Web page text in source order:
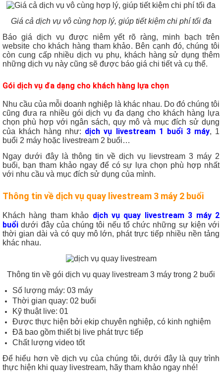
Giá cả dịch vụ vô cùng hợp lý, giúp tiết kiệm chi phí tối đa
Báo giá dịch vụ được niêm yết rõ ràng, minh bạch trên
website cho khách hàng tham khảo. Bên cạnh đó, chúng tôi
còn cung cấp nhiều dịch vụ phụ, khách hàng sử dụng thêm
những dịch vụ này cũng sẽ được báo giá chi tiết và cụ thể.
Gói dịch vụ đa dạng cho khách hàng lựa chọn
Nhu cầu của mỗi doanh nghiệp là khác nhau. Do đó chúng tôi
cũng đưa ra nhiều gói dịch vụ đa dạng cho khách hàng lựa
chọn phù hợp với ngân sách, quy mô và mục đích sử dụng
của khách hàng như: dịch vụ livestream 1 buổi 3 máy, 1
buổi 2 máy hoặc livestream 2 buổi…
Ngay dưới đây là thông tin về dịch vụ lievstream 3 máy 2
buổi, bạn tham khảo ngay để có sự lựa chọn phù hợp nhất
với nhu cầu và mục đích sử dụng của mình.
Thông tin về dịch vụ quay livestream 3 máy 2 buổi
Khách hàng tham khảo dịch vụ quay livestream 3 máy 2
buổi dưới đây của chúng tôi nếu tổ chức những sự kiện với
thời gian dài và có quy mô lớn, phát trực tiếp nhiều nền tảng
khác nhau.
Thông tin về gói dịch vụ quay livestream 3 máy trong 2 buổi
Số lượng máy: 03 máy
Thời gian quay: 02 buổi
Kỹ thuật live: 01
Được thực hiện bởi ekip chuyên nghiệp, có kinh nghiệm
Đã bao gồm thiết bị live phát trực tiếp
Chất lượng video tốt
Để hiểu hơn về dịch vụ của chúng tôi, dưới đây là quy trình
thực hiện khi quay livestream, hãy tham khảo ngay nhé!